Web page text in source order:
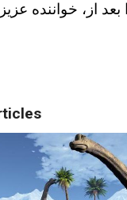
از، خواننده عزیز